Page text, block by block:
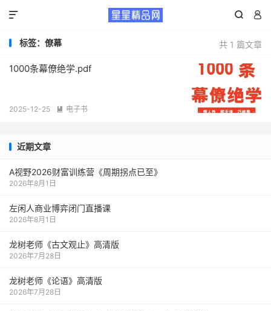
 

共 1 篇文章
标签：僚幕
1000条‮僚幕‬绝学‎.pdf
2025-12-25  电子书
近期文章
A视野2026财富训练营《周期拐点已至》
2026年8月1日
左闲人商业博弈闭门直播课
2026年8月1日
龙树老师《古文观止》高清版
2026年7月28日
龙树老师《论语》高清版
2026年7月28日